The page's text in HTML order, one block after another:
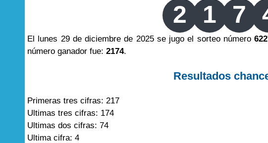
2 1 7
El lunes 29 de diciembre de 2025 se jugo el sorteo número
número ganador fue: 2174.
Resultados
Primeras tres cifras: 217
Ultimas tres cifras: 174
Ultimas dos cifras: 74
Ultima cifra: 4